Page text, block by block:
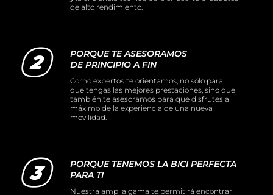
de alto rendimiento.
PORQUE TE ASESORAMOS
DE PRINCIPIO A FIN
Como expertos te orientamos, no sólo para
que tengas las mejores prestaciones, sino que
también te asesoramos para que disfrutes al
máximo de la experiencia de una nueva
movilidad.
PORQUE TENEMOS LA BICI PERFECTA
PARA TI
Nuestra amplia gama te permitirá encontrar